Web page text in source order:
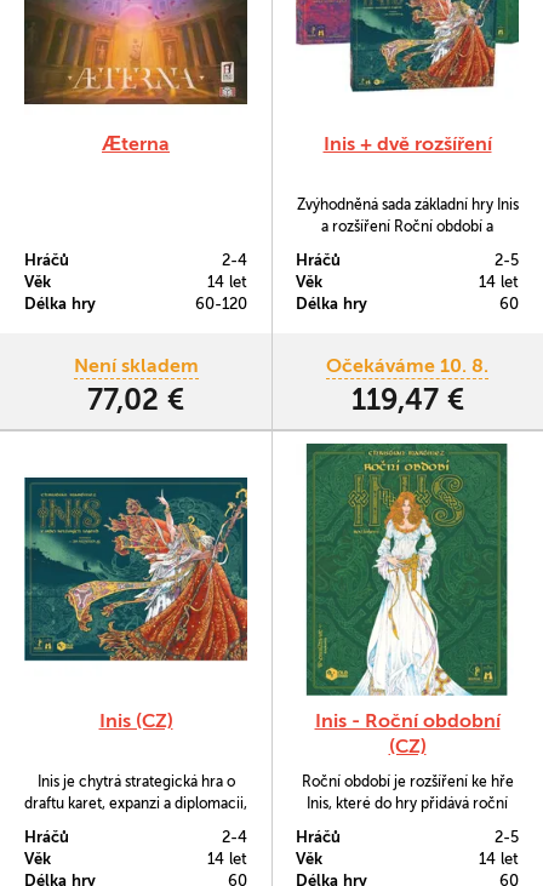
Æterna
Hráčů
2-4
Věk
14 let
Délka hry
60-120
Není skladem
77,02 €
Inis + dvě rozšíření
Zvýhodněná sada základní hry Inis
a rozšíření Roční období a
Hráčů
2-5
Věk
14 let
Délka hry
60
Očekáváme 10. 8.
119,47 €
Inis (CZ)
Inis je chytrá strategická hra o
draftu karet, expanzi a diplomacii,
tří vítězných podmínek a stát se
Hráčů
2-4
Věk
14 let
Délka hry
60
Inis - Roční obdobní
(CZ)
Roční období je rozšíření ke hře
Inis, které do hry přidává roční
možnost hrát až v pěti hráčích.
Hráčů
2-5
Věk
14 let
Délka hry
60